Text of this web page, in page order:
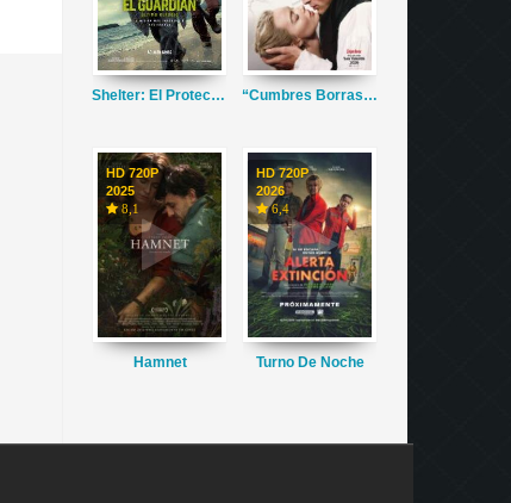
Shelter: El Protector “Cumbres Borrascosas”
HD 720P
2025
8,1
Hamnet
HD 720P
2026
6,4
Turno De Noche